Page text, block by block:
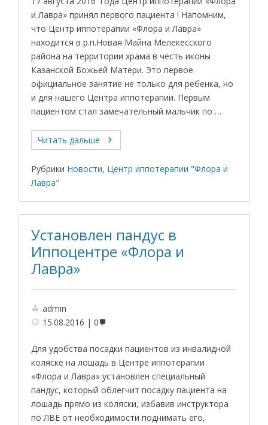
и Лавра» принял первого пациента ! Напомним,
что Центр иппотерапии «Флора и Лавра»
находится в р.п.Новая Майна Мелекесского
района на территории храма в честь иконы
Казанской Божьей Матери. Это первое
официальное занятие не только для ребенка, но
и для нашего Центра иппотерапии. Первым
пациентом стал замечательный мальчик по …
Читать дальше
Рубрики Новости, Центр иппотерапии "Флора и
Лавра"
Установлен пандус в
Иппоцентре «Флора и
Лавра»
admin
15.08.2016
0
Для удобства посадки пациентов из инвалидной
коляске на лошадь в Центре иппотерапии
«Флора и Лавра» установлен специальный
пандус, который облегчит посадку пациента на
лошадь прямо из коляски, избавив инструктора
по ЛВЕ от необходимости поднимать его,